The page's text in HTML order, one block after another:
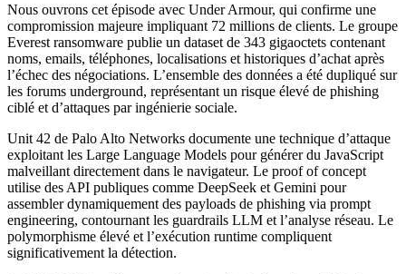
Nous ouvrons cet épisode avec Under Armour, qui confirme une
compromission majeure impliquant 72 millions de clients. Le groupe
Everest ransomware publie un dataset de 343 gigaoctets contenant
noms, emails, téléphones, localisations et historiques d’achat après
l’échec des négociations. L’ensemble des données a été dupliqué sur
les forums underground, représentant un risque élevé de phishing
ciblé et d’attaques par ingénierie sociale.
Unit 42 de Palo Alto Networks documente une technique d’attaque
exploitant les Large Language Models pour générer du JavaScript
malveillant directement dans le navigateur. Le proof of concept
utilise des API publiques comme DeepSeek et Gemini pour
assembler dynamiquement des payloads de phishing via prompt
engineering, contournant les guardrails LLM et l’analyse réseau. Le
polymorphisme élevé et l’exécution runtime compliquent
significativement la détection.